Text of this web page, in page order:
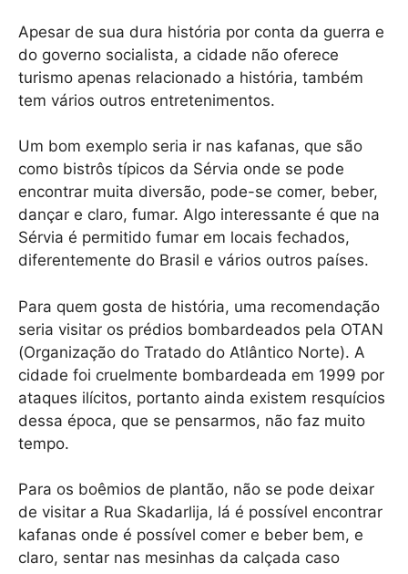
Apesar de sua dura história por conta da guerra e
do governo socialista, a cidade não oferece
turismo apenas relacionado a história, também
tem vários outros entretenimentos.
Um bom exemplo seria ir nas kafanas, que são
como bistrôs típicos da Sérvia onde se pode
encontrar muita diversão, pode-se comer, beber,
dançar e claro, fumar. Algo interessante é que na
Sérvia é permitido fumar em locais fechados,
diferentemente do Brasil e vários outros países.
Para quem gosta de história, uma recomendação
seria visitar os prédios bombardeados pela OTAN
(Organização do Tratado do Atlântico Norte). A
cidade foi cruelmente bombardeada em 1999 por
ataques ilícitos, portanto ainda existem resquícios
dessa época, que se pensarmos, não faz muito
tempo.
Para os boêmios de plantão, não se pode deixar
de visitar a Rua Skadarlija, lá é possível encontrar
kafanas onde é possível comer e beber bem, e
claro, sentar nas mesinhas da calçada caso